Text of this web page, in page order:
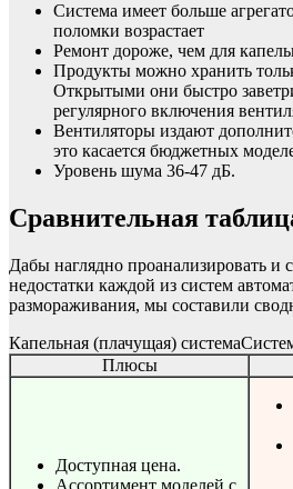
Система имеет больше
поломки возрастает
Ремонт дороже, чем для
Продукты можно хранить
Открытыми они быстро
регулярного включения
Вентиляторы издают
это касается бюджетных
Уровень шума 36-47 дБ.
Сравнительная
Дабы наглядно проанализировать и
недостатки каждой из систем
размораживания, мы составили
Капельная (плачущая)
Плюсы
Доступная цена.
Ассортимент моделей с